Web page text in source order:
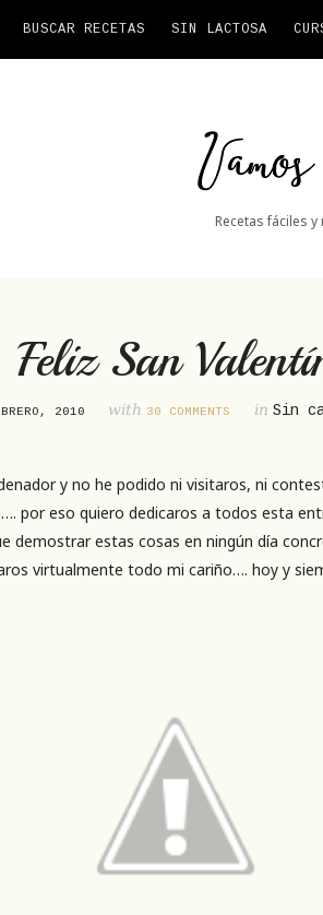
BUSCAR RECETAS SIN LACTOSA
Vamos
CociMar
Recetas fáciles
Feliz San
2010 with 30 COMMENTS inSin
y no he podido ni visitaros, ni
por eso quiero dedicaros a todos esta
demostrar estas cosas en ningún día
virtualmente todo mi cariño…. hoy y